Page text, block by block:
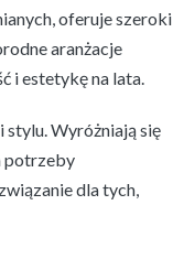
oferuje szeroki
aranżacje
i estetykę na lata.
stylu. Wyróżniają się
potrzeby
dla tych,